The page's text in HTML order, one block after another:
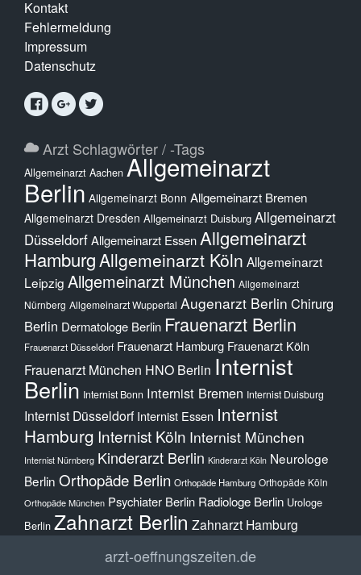
Kontakt
Fehlermeldung
Impressum
Datenschutz
Arzt Schlagwörter / -Tags
Allgemeinarzt Aachen Allgemeinarzt
Berlin Allgemeinarzt Bonn Allgemeinarzt Bremen
Allgemeinarzt Dresden Allgemeinarzt Duisburg Allgemeinarzt
DüsseldorfAllgemeinarzt Essen Allgemeinarzt
HamburgAllgemeinarzt Köln Allgemeinarzt
Leipzig Allgemeinarzt München Allgemeinarzt
Nürnberg Allgemeinarzt Wuppertal Augenarzt Berlin Chirurg
Berlin Dermatologe Berlin Frauenarzt Berlin
Frauenarzt Düsseldorf Frauenarzt Hamburg Frauenarzt Köln
Frauenarzt München HNO Berlin Internist
Berlin Internist Bonn Internist Bremen Internist Duisburg
Internist Düsseldorf Internist Essen Internist
Hamburg Internist Köln Internist München
Internist Nürnberg Kinderarzt Berlin Kinderarzt Köln Neurologe
Berlin Orthopäde Berlin Orthopäde Hamburg Orthopäde Köln
Orthopäde München Psychiater Berlin Radiologe Berlin Urologe
Berlin Zahnarzt Berlin Zahnarzt Hamburg
arzt-oeffnungszeiten.de